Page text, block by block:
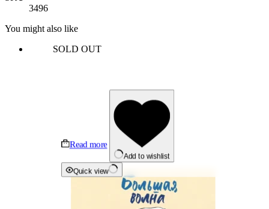
3496
You might also like
SOLD OUT
Read more
Add to wishlist
Quick view